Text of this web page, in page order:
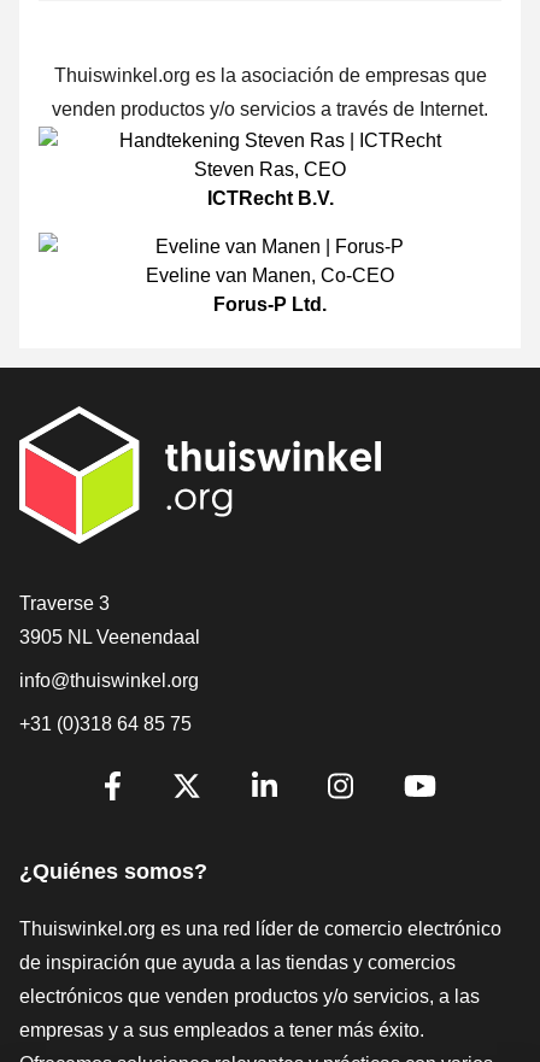
Thuiswinkel.org es la asociación de empresas que
venden productos y/o servicios a través de Internet.
Steven Ras, CEO
ICTRecht B.V.
Eveline van Manen, Co-CEO
Forus-P Ltd.
[_General:Contact]
Traverse 3
3905 NL Veenendaal
info@thuiswinkel.org
+31 (0)318 64 85 75
[_General:SocialMediaTitle]
¿Quiénes somos?
Thuiswinkel.org es una red líder de comercio electrónico
de inspiración que ayuda a las tiendas y comercios
electrónicos que venden productos y/o servicios, a las
empresas y a sus empleados a tener más éxito.